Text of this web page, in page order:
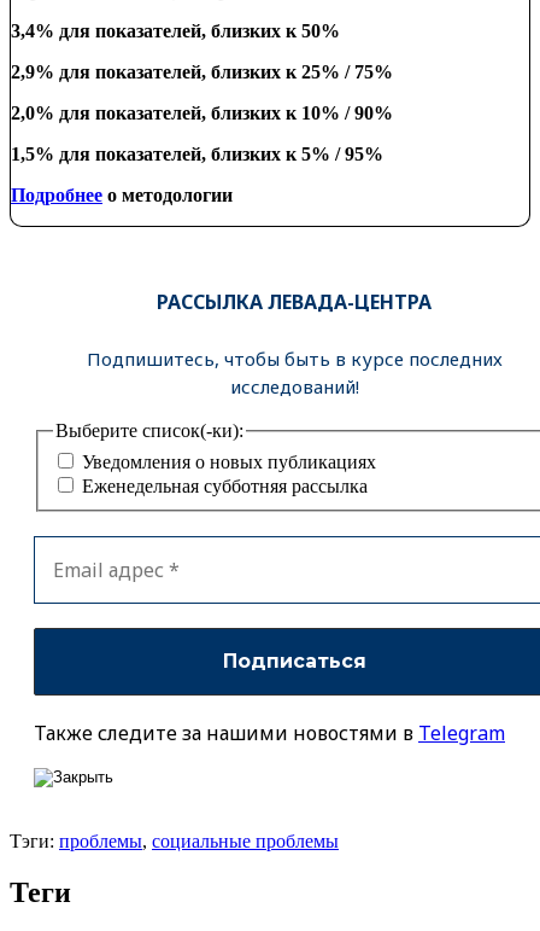
3,4% для показателей, близких к 50%
2,9% для показателей, близких к 25% / 75%
2,0% для показателей, близких к 10% / 90%
1,5% для показателей, близких к 5% / 95%
Подробнее о методологии
РАССЫЛКА ЛЕВАДА-ЦЕНТРА
Подпишитесь, чтобы быть в курсе последних
исследований!
Выберите список(-ки):
Уведомления о новых публикациях
Еженедельная субботняя рассылка
Также следите за нашими новостями в Telegram
Тэги: проблемы, социальные проблемы
Теги